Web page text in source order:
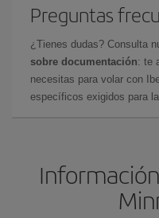
Preguntas
¿Tienes dudas? Consulta
sobre documentación: te
necesitas para volar con
específicos exigidos para